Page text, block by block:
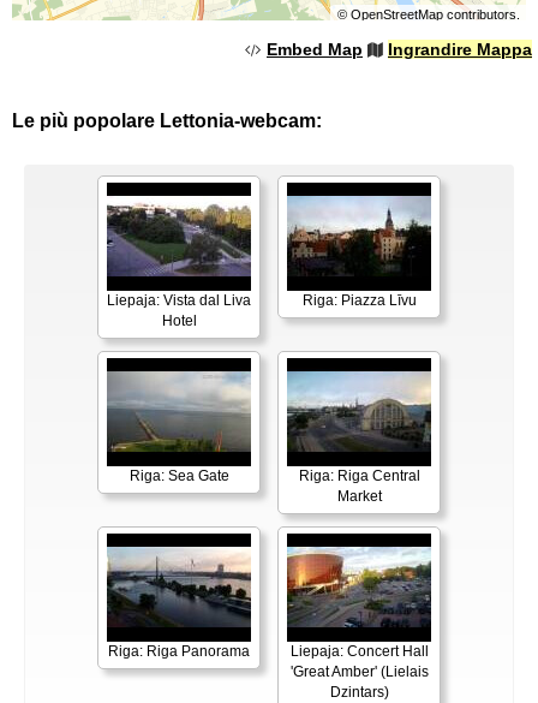
© OpenStreetMapcontributors.
Embed Map Ingrandire Mappa
Le più popolare Lettonia-webcam:
Liepaja: Vista dal Liva
Hotel
Riga: Piazza Līvu
Riga: Sea Gate
Riga: Riga Central
Market
Riga: Riga Panorama
Liepaja: Concert Hall
'Great Amber' (Lielais
Dzintars)